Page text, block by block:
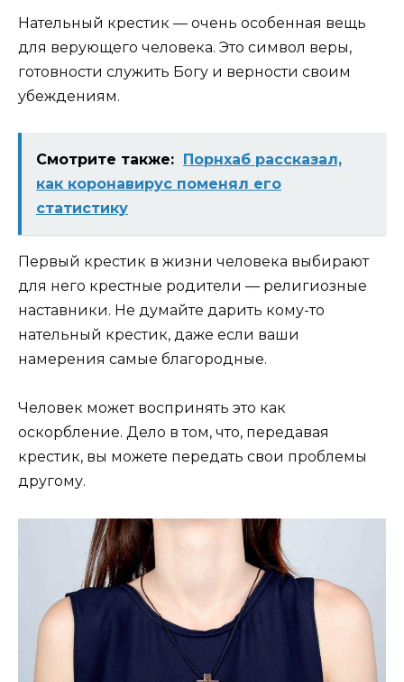
Нательный крестик — очень особенная вещь
для верующего человека. Это символ веры,
готовности служить Богу и верности своим
убеждениям.
Смотрите также:
Порнхаб рассказал,
как коронавирус поменял его
статистику
Первый крестик в жизни человека выбирают
для него крестные родители — религиозные
наставники. Не думайте дарить кому-то
нательный крестик, даже если ваши
намерения самые благородные.
Человек может воспринять это как
оскорбление. Дело в том, что, передавая
крестик, вы можете передать свои проблемы
другому.